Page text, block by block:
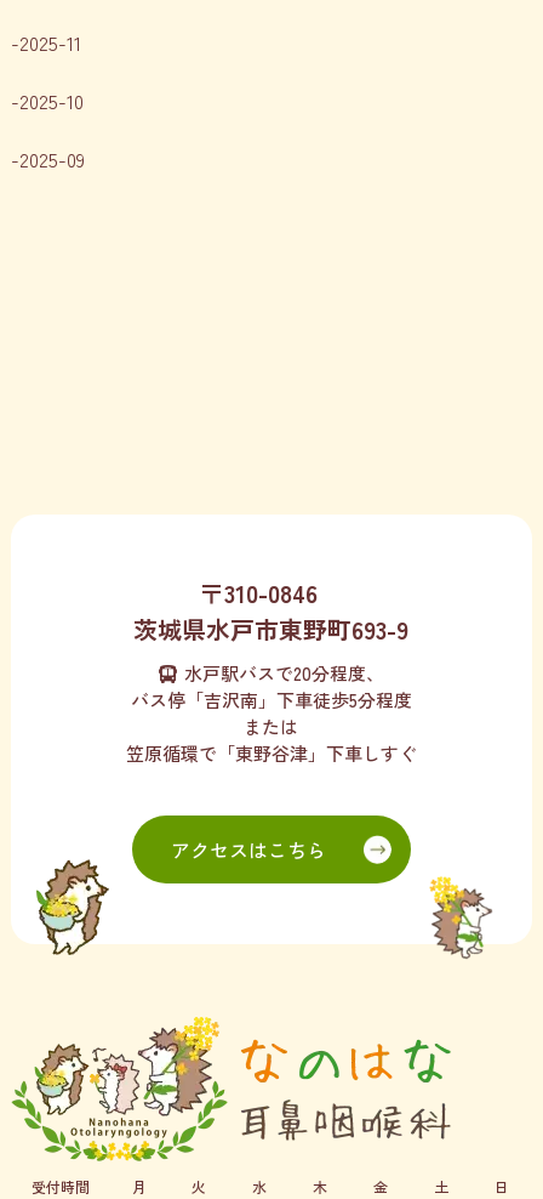
2025-11
2025-10
2025-09
〒310-0846
茨城県水戸市東野町693-9
水戸駅バスで20分程度、
バス停「吉沢南」下車徒歩5分程度
または
笠原循環で「東野谷津」下車しすぐ
アクセスはこちら
受付時間 月 火 水 木 金 土 日